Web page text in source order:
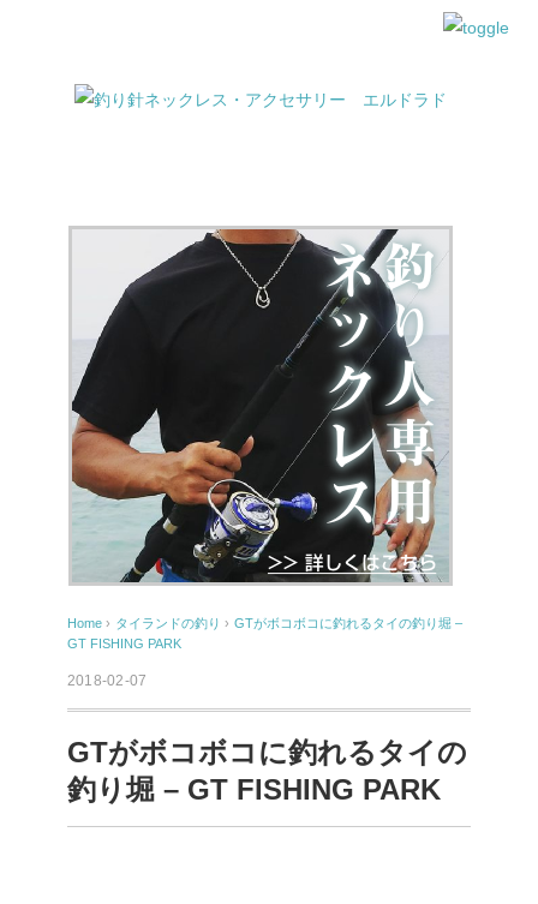
Home › タイランドの釣り › GTがボコボコに釣れるタイの釣り堀 –
GT FISHING PARK
2018-02-07
GTがボコボコに釣れるタイの
釣り堀 – GT FISHING PARK